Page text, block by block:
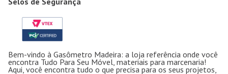
Bem-vindo à Gasômetro Madeira: a loja referência onde você
encontra Tudo Para Seu Móvel, materiais para marcenaria!
Aqui, você encontra tudo o que precisa para os seus projetos,